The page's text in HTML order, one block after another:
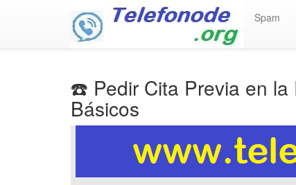
Spam
☎️ Pedir Cita Previa en la
Básicos